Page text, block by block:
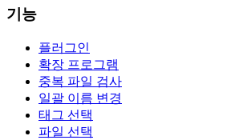
기능
플러그인
확장 프로그램
중복 파일 검사
일괄 이름 변경
태그 선택
파일 선택